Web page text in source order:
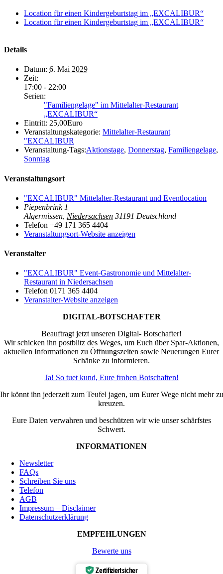
Location für einen Kindergeburtstag im „EXCALIBUR“
Location für einen Kindergeburtstag im „EXCALIBUR“
Details
Datum: 6. Mai 2029
Zeit:
17:00 - 22:00
Serien:
"Familiengelage" im Mittelalter-Restaurant
„EXCALIBUR“
Eintritt: 25,00Euro
Veranstaltungskategorie: Mittelalter-Restaurant
"EXCALIBUR
Veranstaltung-Tags:Aktionstage, Donnerstag, Familiengelage,
Sonntag
Veranstaltungsort
"EXCALIBUR" Mittelalter-Restaurant und Eventlocation
Piepenbrink 1
Algermissen Niedersachsen 31191 Deutschland
Telefon +49 171 365 4404
Veranstaltungsort-Website anzeigen
Veranstalter
"EXCALIBUR" Event-Gastronomie und Mittelalter-
Restaurant in Niedersachsen
Telefon 0171 365 4404
Veranstalter-Website anzeigen
DIGITAL-BOTSCHAFTER
Beauftragt jetzt unseren Digital- Botschafter!
Wir schicken ihn postblitz des Weges, um Euch über Spar-Aktionen,
aktuellen Informationen zu Öffnungszeiten sowie Neuerungen Eurer
Schänke zu informieren.
Ja! So tuet kund, Eure frohen Botschaften!
Ihr könnt ihn jederzeit zum Teufel jagen, um Eurer Wege nicht mehr zu
kreuzen.
Eure Daten verwahren und beschützen wir wie unser schärfstes
Schwert.
INFORMATIONEN
Newsletter
FAQs
Schreiben Sie uns
Telefon
AGB
Impressum – Disclaimer
Datenschutzerklärung
EMPFEHLUNGEN
Bewerte uns
Zertifiziert sicher